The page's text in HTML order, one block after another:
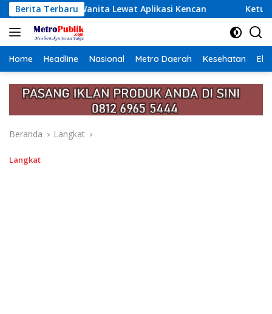
Langsung
ke
konten
Berita Terbaru
Aplikasi Kencan Ketum PWI Pusat Akhmad Munir
Home Headline Nasional Metro Daerah Kesehatan
Beranda Langkat
Langkat